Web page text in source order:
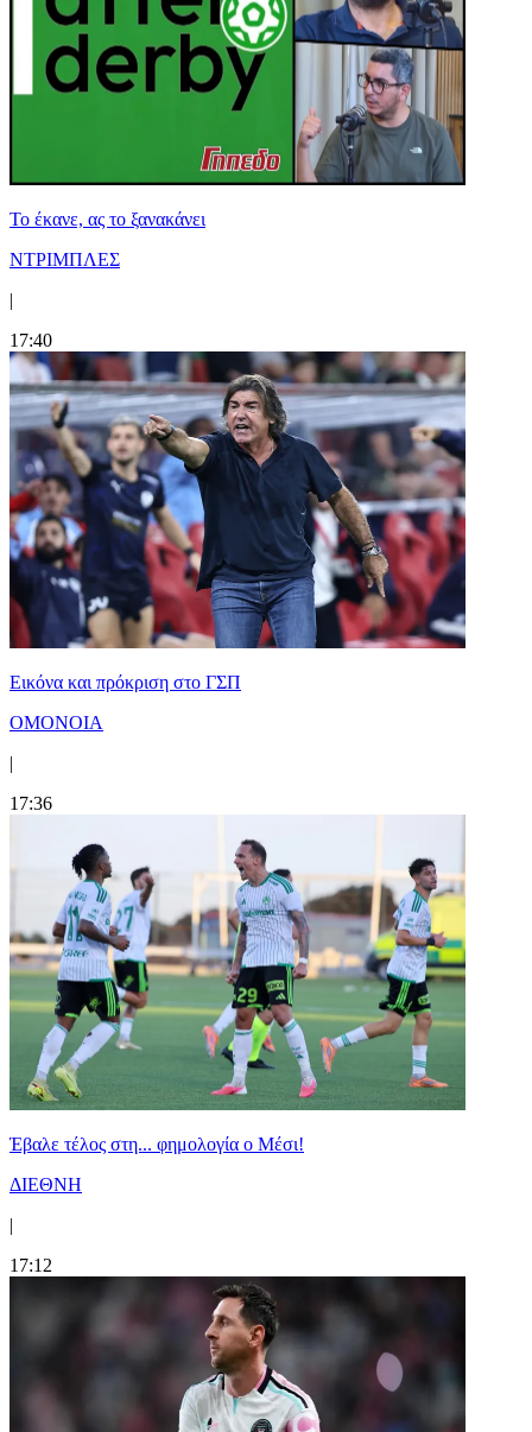
Το έκανε, ας το ξανακάνει
ΝΤΡΙΜΠΛΕΣ
|
17:40
Εικόνα και πρόκριση στο ΓΣΠ
ΟΜΟΝΟΙΑ
|
17:36
Έβαλε τέλος στη... φημολογία o Μέσι!
ΔΙΕΘΝΗ
|
17:12